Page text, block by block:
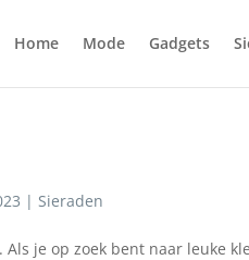
Home Mode Gadgets
| Sieraden
je op zoek bent naar leuke